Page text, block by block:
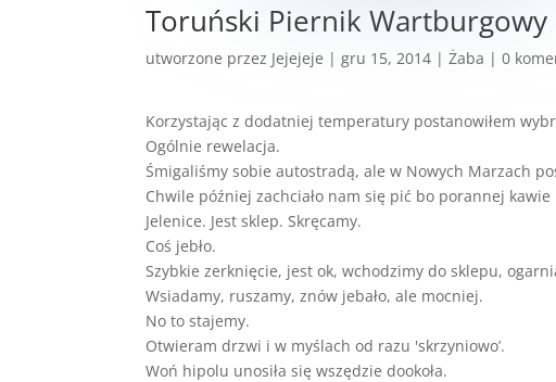
Toruński Piernik
utworzone przez Jejejeje |gru 15, 2014 |Żaba |0
Korzystając z dodatniej temperatury postanowiłem
Ogólnie rewelacja.
Śmigaliśmy sobie autostradą, ale w Nowych Marzach
Chwile później zachciało nam się pić bo porannej
Jelenice. Jest sklep. Skręcamy.
Coś jebło.
Szybkie zerknięcie, jest ok, wchodzimy do sklepu,
Wsiadamy, ruszamy, znów jebało, ale mocniej.
No to stajemy.
Otwieram drzwi i w myślach od razu 'skrzyniowo’.
Woń hipolu unosiła się wszędzie dookoła.